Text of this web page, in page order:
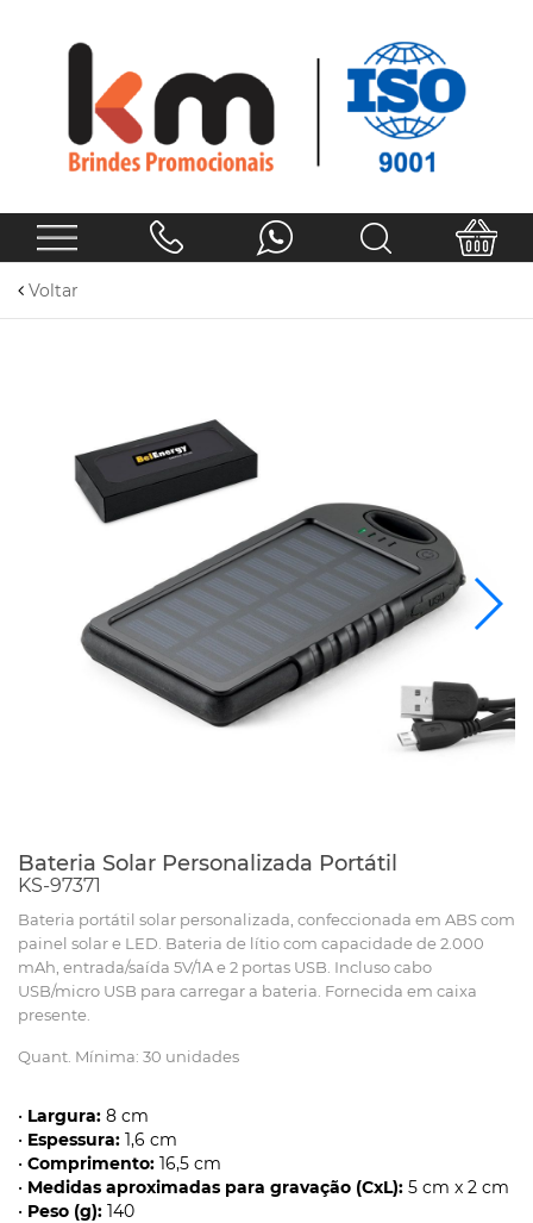
Voltar
Bateria Solar Personalizada Portátil
KS-97371
Bateria portátil solar personalizada, confeccionada em ABS com
painel solar e LED. Bateria de lítio com capacidade de 2.000
mAh, entrada/saída 5V/1A e 2 portas USB. Incluso cabo
USB/micro USB para carregar a bateria. Fornecida em caixa
presente.
Quant. Mínima: 30 unidades
• Largura: 8 cm
• Espessura: 1,6 cm
• Comprimento: 16,5 cm
• Medidas aproximadas para gravação (CxL): 5 cm x 2 cm
• Peso (g): 140